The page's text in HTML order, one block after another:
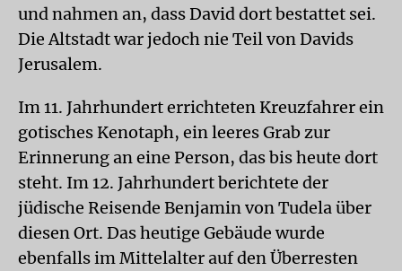
und nahmen an, dass David dort bestattet sei.
Die Altstadt war jedoch nie Teil von Davids
Jerusalem.
Im 11. Jahrhundert errichteten Kreuzfahrer ein
gotisches Kenotaph, ein leeres Grab zur
Erinnerung an eine Person, das bis heute dort
steht. Im 12. Jahrhundert berichtete der
jüdische Reisende Benjamin von Tudela über
diesen Ort. Das heutige Gebäude wurde
ebenfalls im Mittelalter auf den Überresten